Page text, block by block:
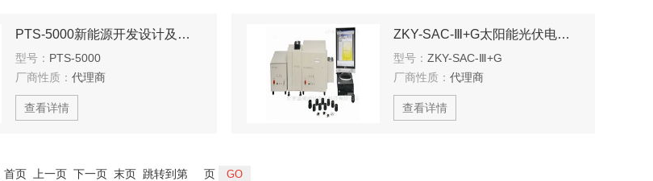
PTS-5000新能源开发设计及实训系统
型号： PTS-5000
厂商性质： 代理商
查看详情
ZKY-SAC-Ⅲ+G太阳能光伏电池研究系统
型号： ZKY-SAC-Ⅲ+G
厂商性质： 代理商
查看详情
首页 上一页 下一页 末页 跳转到第 页